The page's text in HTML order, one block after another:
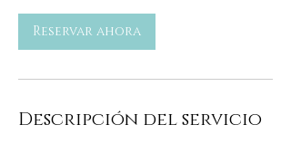
Reservar ahora
Descripción del servicio